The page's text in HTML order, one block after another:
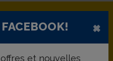
×
et nouvelles